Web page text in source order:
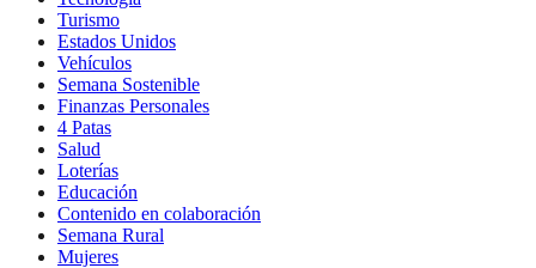
Turismo
Estados Unidos
Vehículos
Semana Sostenible
Finanzas Personales
4 Patas
Salud
Loterías
Educación
Contenido en colaboración
Semana Rural
Mujeres